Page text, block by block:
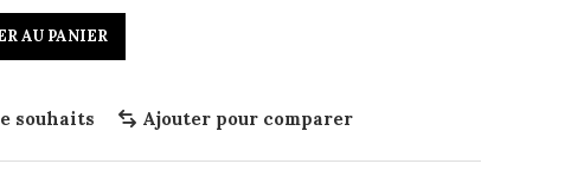
AU PANIER
souhaits Ajouter pour comparer